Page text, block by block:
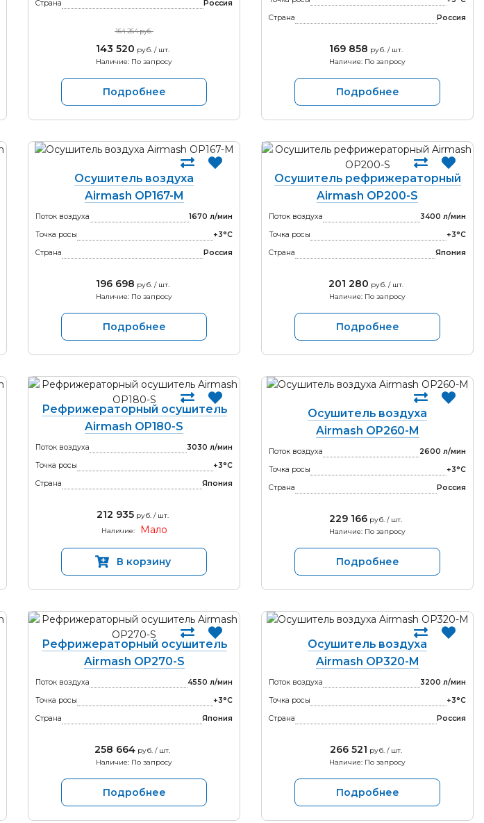
Страна
Россия
164 264 руб.
143 520 руб. / шт.
Наличие: По запросу
Подробнее
Страна
Россия
169 858 руб. / шт.
Наличие: По запросу
Подробнее
Осушитель воздуха
Airmash OP167-M
Поток воздуха
1670 л/мин
Точка росы
+3°С
Страна
Россия
196 698 руб. / шт.
Наличие: По запросу
Подробнее
Осушитель рефрижераторный
Airmash OP200-S
Поток воздуха
3400 л/мин
Точка росы
+3°С
Страна
Япония
201 280 руб. / шт.
Наличие: По запросу
Подробнее
Рефрижераторный осушитель
Airmash OP180-S
Поток воздуха
3030 л/мин
Точка росы
+3°С
Страна
Япония
212 935руб. / шт.
Наличие:
Мало
В корзину
Осушитель воздуха
Airmash OP260-M
Поток воздуха
2600 л/мин
Точка росы
+3°С
Страна
Россия
229 166 руб. / шт.
Наличие: По запросу
Подробнее
Рефрижераторный осушитель
Airmash OP270-S
Поток воздуха
4550 л/мин
Точка росы
+3°С
Страна
Япония
258 664 руб. / шт.
Наличие: По запросу
Подробнее
Осушитель воздуха
Airmash OP320-M
Поток воздуха
3200 л/мин
Точка росы
+3°С
Страна
Россия
266 521 руб. / шт.
Наличие: По запросу
Подробнее